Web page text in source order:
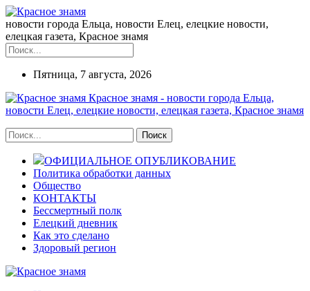
новости города Ельца, новости Елец, елецкие новости,
елецкая газета, Красное знамя
Пятница, 7 августа, 2026
Красное знамя - новости города Ельца,
новости Елец, елецкие новости, елецкая газета, Красное знамя
ОФИЦИАЛЬНОЕ ОПУБЛИКОВАНИЕ
Политика обработки данных
Общество
КОНТАКТЫ
Бессмертный полк
Елецкий дневник
Как это сделано
Здоровый регион